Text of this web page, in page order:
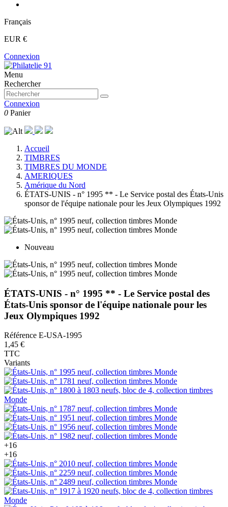
Français
EUR €
Connexion
Menu
Rechercher
Connexion
0 Panier
Accueil
TIMBRES
TIMBRES DU MONDE
AMERIQUES
Amérique du Nord
ÉTATS-UNIS - n° 1995 ** - Le Service postal des États-Unis
sponsor de l'équipe nationale pour les Jeux Olympiques 1992
Nouveau
ÉTATS-UNIS - n° 1995 ** - Le Service postal des
États-Unis sponsor de l'équipe nationale pour les
Jeux Olympiques 1992
Référence E-USA-1995
1,45 €
TTC
Variants
+16
+16